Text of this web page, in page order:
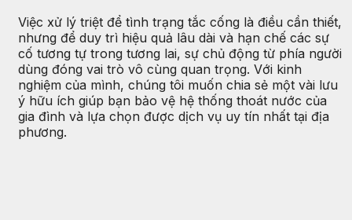
Việc xử lý triệt để tình trạng tắc cống là điều cần thiết,
nhưng để duy trì hiệu quả lâu dài và hạn chế các sự
cố tương tự trong tương lai, sự chủ động từ phía người
dùng đóng vai trò vô cùng quan trọng. Với kinh
nghiệm của mình, chúng tôi muốn chia sẻ một vài lưu
ý hữu ích giúp bạn bảo vệ hệ thống thoát nước của
gia đình và lựa chọn được dịch vụ uy tín nhất tại địa
phương.